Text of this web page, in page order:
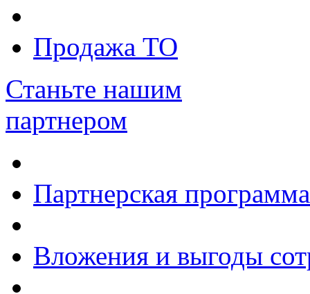
Продажа ТО
Станьте нашим
партнером
Партнерская программа
Вложения и выгоды